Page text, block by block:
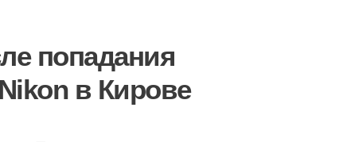
попадания
в Кирове